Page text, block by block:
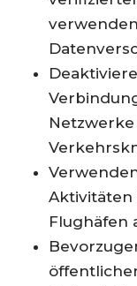
Aktivitäten
Flughäfen